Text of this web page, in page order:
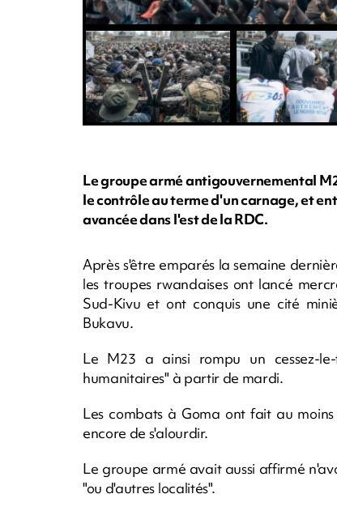
Le groupe armé antigouvernemental
le contrôle au terme d'un carnage, et
avancée dans l'est de la RDC.
Après s'être emparés la semaine
les troupes rwandaises ont lancé
Sud-Kivu et ont conquis une cité
Bukavu.
Le M23 a ainsi rompu un cessez-
humanitaires" à partir de mardi.
Les combats à Goma ont fait au
encore de s'alourdir.
Le groupe armé avait aussi affirmé
"ou d'autres localités".